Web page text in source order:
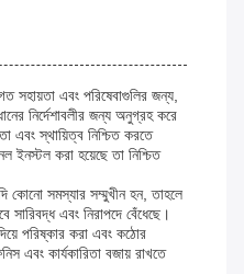
সহায়তা এবং পরিষেবাগুলির জন্য,
নির্দেশাবলীর জন্য অনুগ্রহ করে
এবং স্থায়িত্ব নিশ্চিত করতে
ইনস্টল করা হয়েছে তা নিশ্চিত
কোনো সমস্যার সম্মুখীন হন, তাহলে
এবং নিরাপদে বেঁধেছে।
পরিষ্কার করা এবং কঠোর
এবং কার্যকারিতা বজায় রাখতে